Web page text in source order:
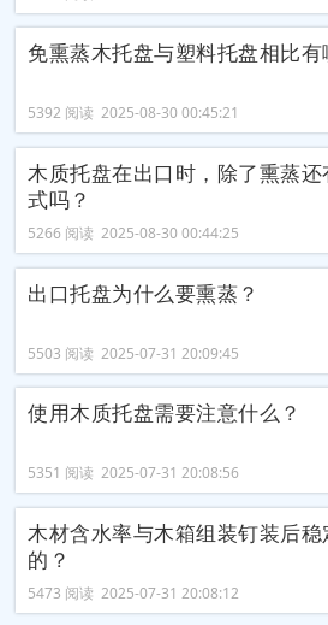
免熏蒸木托盘与塑料托盘相比有
5392 阅读 2025-08-30 00:45:21
木质托盘在出口时，除了熏蒸
式吗？
5266 阅读 2025-08-30 00:44:25
出口托盘为什么要熏蒸？
5503 阅读 2025-07-31 20:09:45
使用木质托盘需要注意什么？
5351 阅读 2025-07-31 20:08:56
木材含水率与木箱组装钉装后
的？
5473 阅读 2025-07-31 20:08:12